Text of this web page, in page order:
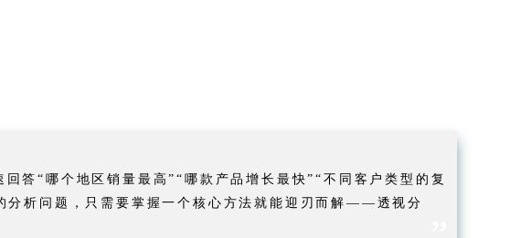
答“哪个地区销量最高”“哪款产品增长最快”“不同客户类型的复
分析问题，只需要掌握一个核心方法就能迎刃而解——透视分